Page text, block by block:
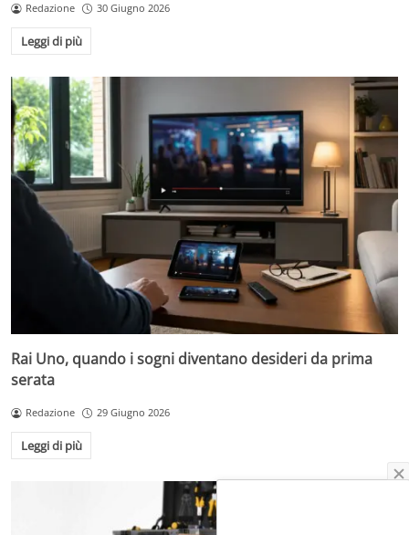
Redazione 30 Giugno 2026
Leggi di più
Rai Uno, quando i sogni diventano desideri da prima
serata
Redazione 29 Giugno 2026
Leggi di più